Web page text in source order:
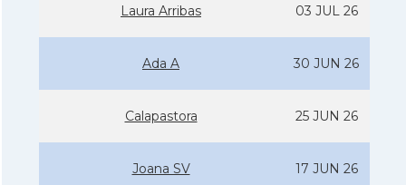
Laura Arribas 03 JUL 26
Ada A 30 JUN 26
Calapastora 25 JUN 26
Joana SV 17 JUN 26